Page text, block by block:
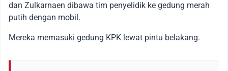
dan Zulkarnaen dibawa tim penyelidik ke gedung merah
putih dengan mobil.
Mereka memasuki gedung KPK lewat pintu belakang.